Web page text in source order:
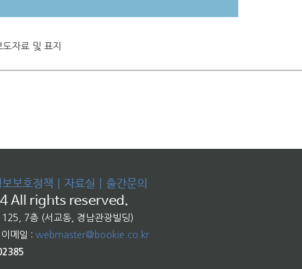
자료 및 표지
보호정책 자료실 출간문의
All rights reserved.
7층 (서교동, 경남관광빌딩)
메일 : webmaster@bookie.co.kr